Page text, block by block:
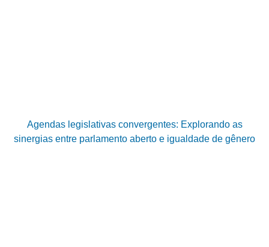
Agendas legislativas convergentes: Explorando as
sinergias entre parlamento aberto e igualdade de gênero